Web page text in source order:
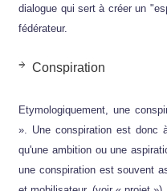
dialogue qui sert à créer un
fédérateur.
Conspiration
Etymologiquement, une
». Une conspiration est donc
qu'une ambition ou une
une conspiration est souvent